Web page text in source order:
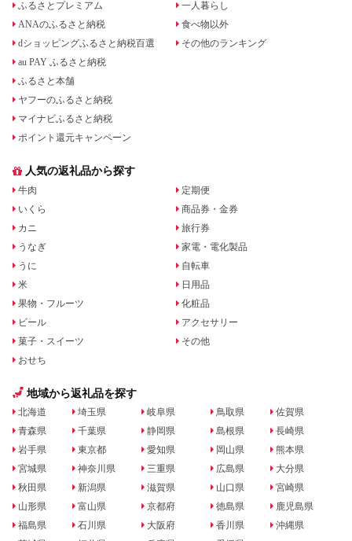
ふるさとプレミアム
ANAのふるさと納税
dショッピングふるさと納税百選
au PAY ふるさと納税
ふるさと本舗
ヤフーのふるさと納税
マイナビふるさと納税
ポイント還元キャンペーン
一人暮らし
食べ物以外
その他のランキング
人気の返礼品から探す
牛肉
いくら
カニ
うなぎ
うに
米
果物・フルーツ
ビール
菓子・スイーツ
おせち
定期便
商品券・金券
旅行券
家電・電化製品
自転車
日用品
化粧品
アクセサリー
その他
地域から返礼品を探す
北海道
青森県
岩手県
宮城県
秋田県
山形県
福島県
埼玉県
千葉県
東京都
神奈川県
新潟県
富山県
石川県
岐阜県
静岡県
愛知県
三重県
滋賀県
京都府
大阪府
鳥取県
島根県
岡山県
広島県
山口県
徳島県
香川県
佐賀県
長崎県
熊本県
大分県
宮崎県
鹿児島県
沖縄県